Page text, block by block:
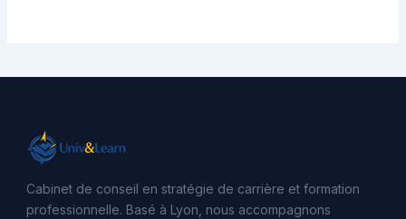
Cabinet de conseil en stratégie de carrière et formation
professionnelle. Basé à Lyon, nous accompagnons